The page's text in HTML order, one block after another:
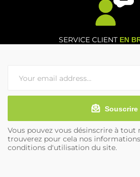
SERVICE CLIENT EN
Souscrire
Vous pouvez vous désinscrire à tout
trouverez pour cela nos
conditions d'utilisation du site.